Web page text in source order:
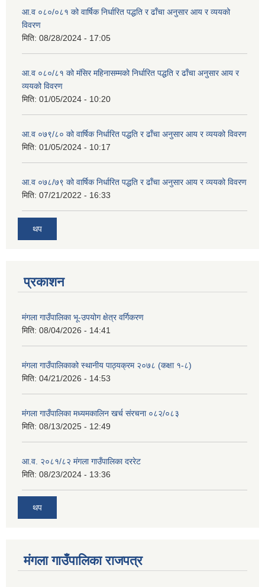
आ.व ०८०/०८१ को वार्षिक निर्धारित पद्धति र ढाँचा अनुसार आय र व्ययको
विवरण
मिति: 08/28/2024 - 17:05
आ.व ०८०/८१ को मंसिर महिनासम्मको निर्धारित पद्धति र ढाँचा अनुसार आय र
व्ययको विवरण
मिति: 01/05/2024 - 10:20
आ.व ०७९/८० को वार्षिक निर्धारित पद्धति र ढाँचा अनुसार आय र व्ययको विवरण
मिति: 01/05/2024 - 10:17
आ.व ०७८/७९ को वार्षिक निर्धारित पद्धति र ढाँचा अनुसार आय र व्ययको विवरण
मिति: 07/21/2022 - 16:33
थप
प्रकाशन
मंगला गाउँपालिका भू-उपयोग क्षेत्र वर्गिकरण
मिति: 08/04/2026 - 14:41
मंगला गाउँपालिकाको स्थानीय पाठ्यक्रम २०७८ (कक्षा १-८)
मिति: 04/21/2026 - 14:53
मंगला गाउँपालिका मध्यमकालिन खर्च संरचना ०८२/०८३
मिति: 08/13/2025 - 12:49
आ.व. २०८१/८२ मंगला गाउँपालिका दररेट
मिति: 08/23/2024 - 13:36
थप
मंगला गाउँपालिका राजपत्र